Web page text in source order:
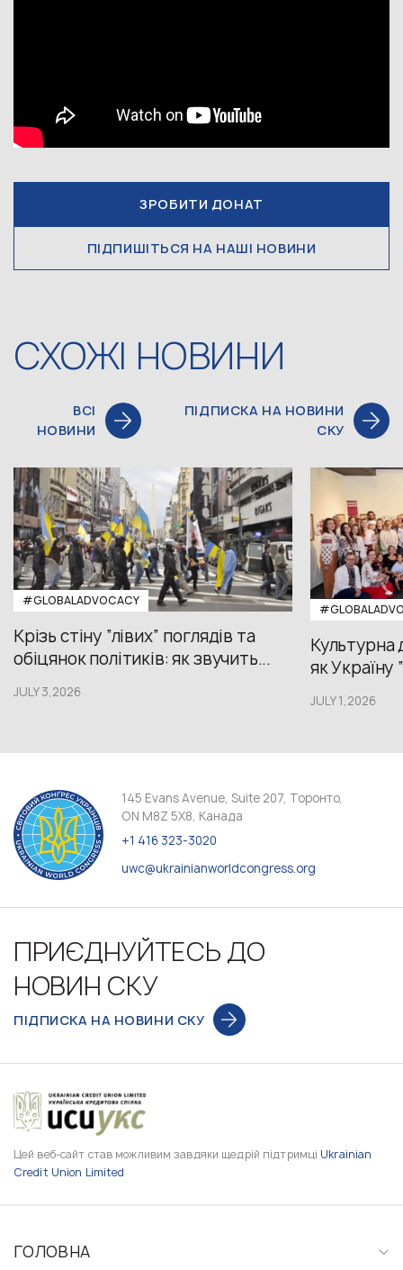
ЗРОБИТИ ДОНАТ
ПІДПИШІТЬСЯ НА НАШІ НОВИНИ
СХОЖІ НОВИНИ
ВСІ
НОВИНИ
ПІДПИСКА НА НОВИНИ
СКУ
#GLOBALADVOCACY
Крізь стіну “лівих” поглядів та
обіцянок політиків: як звучить...
JULY 3,2026
Культурна
як
JULY 1,2026
145 Evans Avenue, Suite 207, Торонто,
ON M8Z 5X8, Канада
+1 416 323-3020
uwc@ukrainianworldcongress.org
ПРИЄДНУЙТЕСЬ ДО
НОВИН СКУ
ПІДПИСКА НА НОВИНИ СКУ
Цей веб-сайт став можливим завдяки щедрій підтримці Ukrainian
Credit Union Limited
ГОЛОВНА